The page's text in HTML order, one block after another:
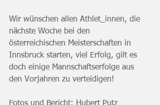
Wir wünschen allen Athlet_innen, die
nächste Woche bei den
österreichischen Meisterschaften in
Innsbruck starten, viel Erfolg, gilt es
doch einige Mannschaftserfolge aus
den Vorjahren zu verteidigen!